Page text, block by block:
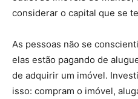
considerar o capital que se
As pessoas não se
elas estão pagando de
de adquirir um imóvel.
isso: compram o imóvel,